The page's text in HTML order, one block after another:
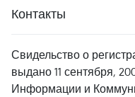
Контакты
Свидельство о
выдано 11 сентября,
Информации и